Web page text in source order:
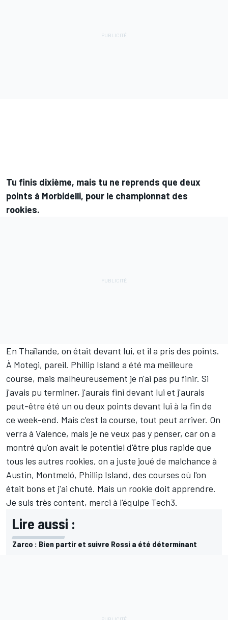
Tu finis dixième, mais tu ne reprends que deux
points à Morbidelli, pour le championnat des
rookies.
En Thaïlande, on était devant lui, et il a pris des points.
À Motegi, pareil. Phillip Island a été ma meilleure
course, mais malheureusement je n'ai pas pu finir. Si
j'avais pu terminer, j'aurais fini devant lui et j'aurais
peut-être été un ou deux points devant lui à la fin de
ce week-end. Mais c'est la course, tout peut arriver. On
verra à Valence, mais je ne veux pas y penser, car on a
montré qu'on avait le potentiel d'être plus rapide que
tous les autres rookies, on a juste joué de malchance à
Austin, Montmeló, Phillip Island, des courses où l'on
était bons et j'ai chuté. Mais un rookie doit apprendre.
Je suis très content, merci à l'équipe Tech3.
Lire aussi :
Zarco : Bien partir et suivre Rossi a été déterminant